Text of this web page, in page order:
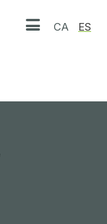
Abrir menú
CA ES